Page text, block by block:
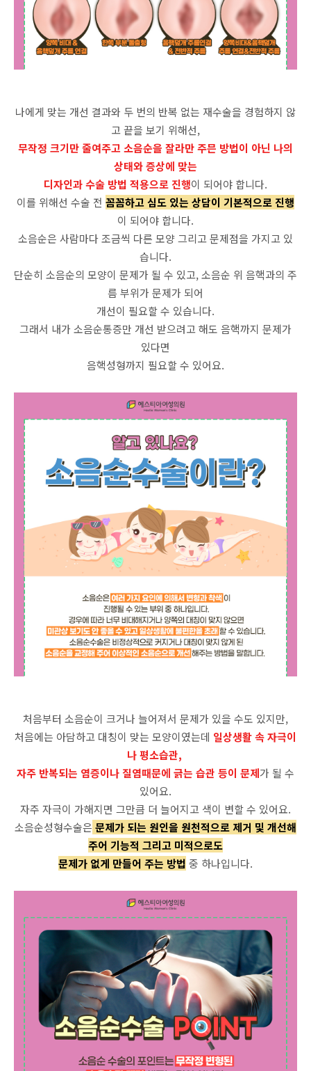
나에게 맞는 개선 결과와 두 번의 반복 없는 재수술을 경험하지 않
고 끝을 보기 위해선,
무작정 크기만 줄여주고 소음순을 잘라만 주믄 방법이 아닌 나의
상태와 증상에 맞는
디자인과 수술 방법 적용으로 진행이 되어야 합니다.
이를 위해선 수술 전 꼼꼼하고 심도 있는 상담이 기본적으로 진행
이 되어야 합니다.
소음순은 사람마다 조금씩 다른 모양 그리고 문제점을 가지고 있
습니다.
단순히 소음순의 모양이 문제가 될 수 있고, 소음순 위 음핵과의 주
름 부위가 문제가 되어
개선이 필요할 수 있습니다.
그래서 내가 소음순통증만 개선 받으려고 해도 음핵까지 문제가
있다면
음핵성형까지 필요할 수 있어요.
처음부터 소음순이 크거나 늘어져서 문제가 있을 수도 있지만,
처음에는 아담하고 대칭이 맞는 모양이였는데 일상생활 속 자극이
나 평소습관,
자주 반복되는 염증이나 질염때문에 긁는 습관 등이 문제가 될 수
있어요.
자주 자극이 가해지면 그만큼 더 늘어지고 색이 변할 수 있어요.
소음순성형수술은 문제가 되는 원인을 원천적으로 제거 및 개선해
주어 기능적 그리고 미적으로도
문제가 없게 만들어 주는 방법 중 하나입니다.